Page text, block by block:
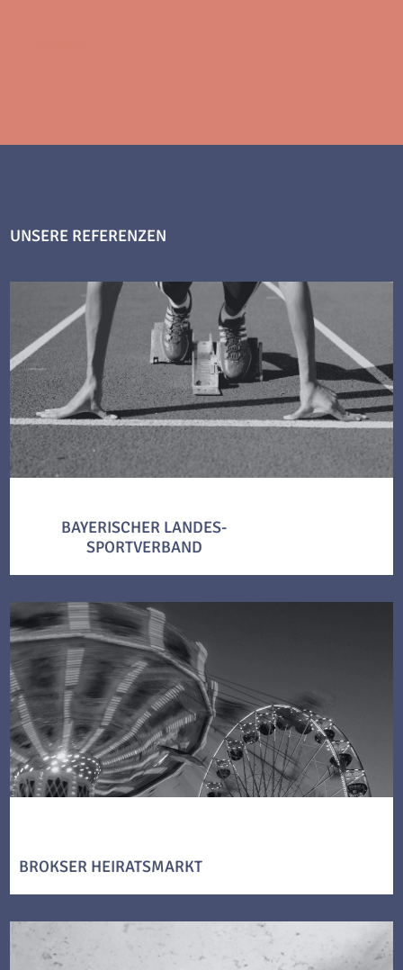
UNSERE REFERENZEN
BAYERISCHER LANDES-
SPORTVERBAND
BROKSER HEIRATSMARKT